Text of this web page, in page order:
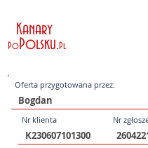
Kanary
PoPolsku.Pl
Oferta przygotowana przez:
Nr klienta Nr